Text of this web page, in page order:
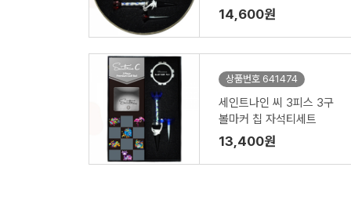
14,600원
상품번호 641474
세인트나인 씨 3피스 3구
볼마커 칩 자석티세트
13,400원